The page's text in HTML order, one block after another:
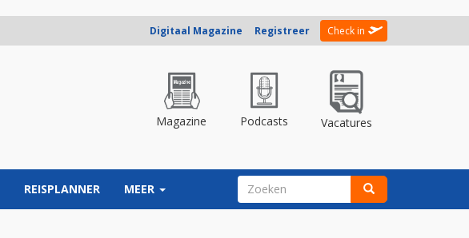
Digitaal Magazine Registreer Check in
Magazine Podcasts Vacatures
REISPLANNER MEER ZOEKVELD